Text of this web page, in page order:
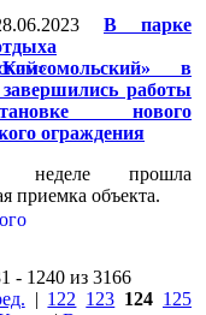
В парке
в
работы
нового
ограждения
прошла
приемка объекта.
- 1240 из 3166
| 122 123 124 125